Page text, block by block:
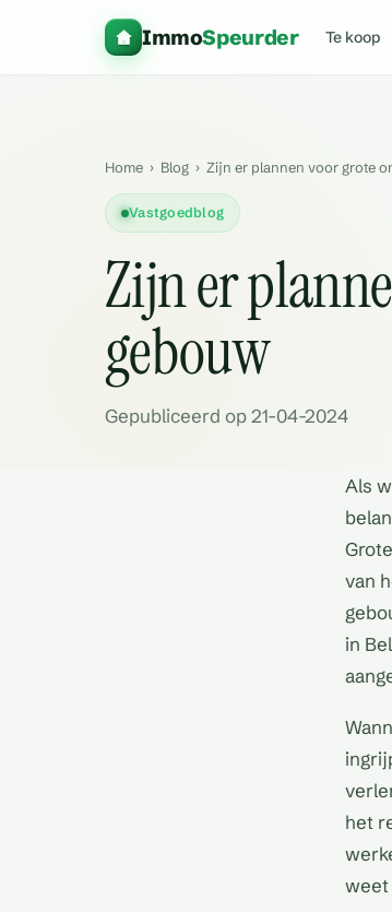
ImmoSpeurder Te koop
Home › Blog › Zijn er plannen voor grote
Vastgoedblog
Zijn er
gebouw
Gepubliceerd op 21-04-2024
Als
van
in
het
weet